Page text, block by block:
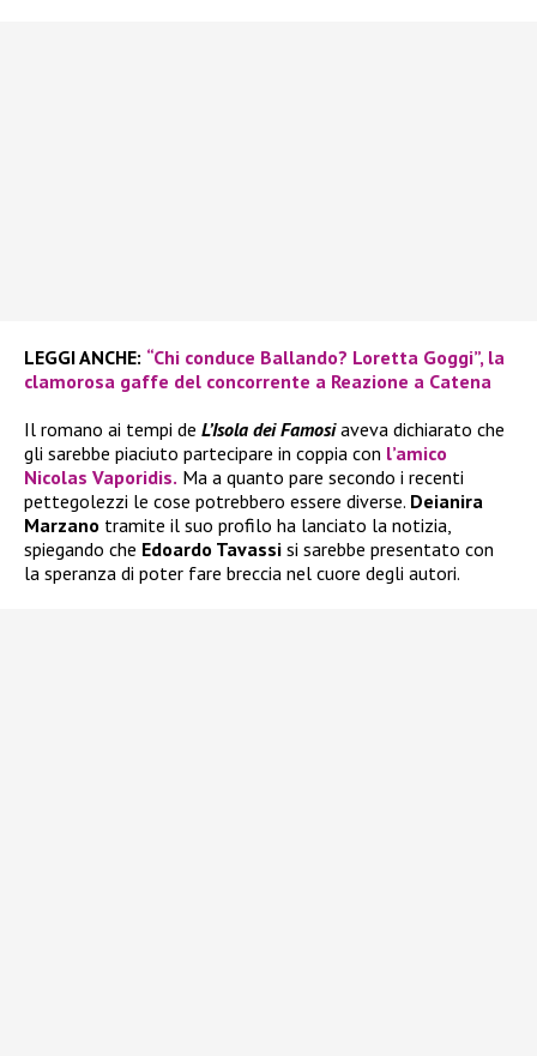
LEGGI ANCHE: “Chi conduce Ballando? Loretta Goggi”, la
clamorosa gaffe del concorrente a Reazione a Catena
Il romano ai tempi de L’Isola dei Famosiaveva dichiarato che
gli sarebbe piaciuto partecipare in coppia con l’amico
Nicolas Vaporidis. Ma a quanto pare secondo i recenti
pettegolezzi le cose potrebbero essere diverse. Deianira
Marzano tramite il suo profilo ha lanciato la notizia,
spiegando che Edoardo Tavassi si sarebbe presentato con
la speranza di poter fare breccia nel cuore degli autori.